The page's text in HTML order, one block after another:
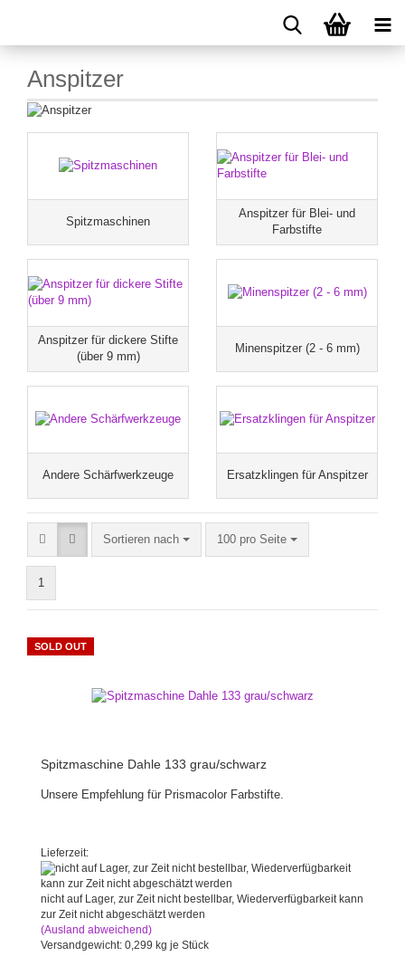
Anspitzer
Spitzmaschinen
Anspitzer für Blei- und
Farbstifte
Anspitzer für dickere Stifte
(über 9 mm)
Minenspitzer (2 - 6 mm)
Andere Schärfwerkzeuge Ersatzklingen für Anspitzer
Sortieren nach 100 pro Seite
1
SOLD OUT
Spitzmaschine Dahle 133 grau/schwarz
Unsere Empfehlung für Prismacolor Farbstifte.
Lieferzeit:
nicht auf Lager, zur Zeit nicht bestellbar, Wiederverfügbarkeit kann
zur Zeit nicht abgeschätzt werden
(Ausland abweichend)
Versandgewicht: 0,299 kg je Stück